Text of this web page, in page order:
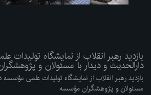
بازدید رهبر انقلاب از نمایشگاه تولیدات
دارالحدیث و دیدار با مسئولان و
بازدید رهبر انقلاب از نمایشگاه تولیدات علمی مؤسسه
مسئولان و پژوهشگران مؤسسه